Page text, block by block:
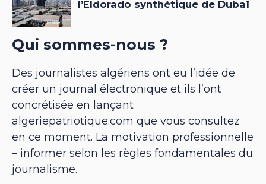
Qui sommes-nous ?
Des journalistes algériens ont eu l’idée de
créer un journal électronique et ils l’ont
concrétisée en lançant
algeriepatriotique.com que vous consultez
en ce moment. La motivation professionnelle
– informer selon les règles fondamentales du
journalisme.